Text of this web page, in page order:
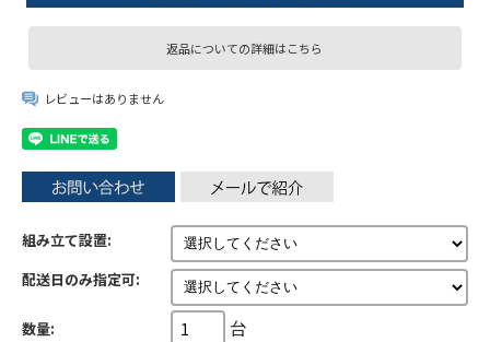
返品についての詳細はこちら
レビューはありません
組み立て設置:
配送日のみ指定可:
数量: 台